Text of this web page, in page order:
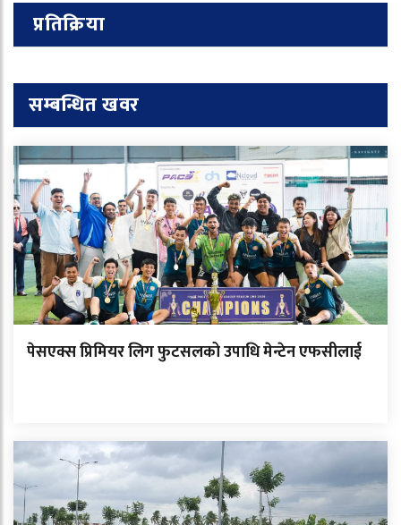
प्रतिक्रिया
सम्बन्धित खवर
पेसएक्स प्रिमियर लिग फुटसलको उपाधि मेन्टेन एफसीलाई